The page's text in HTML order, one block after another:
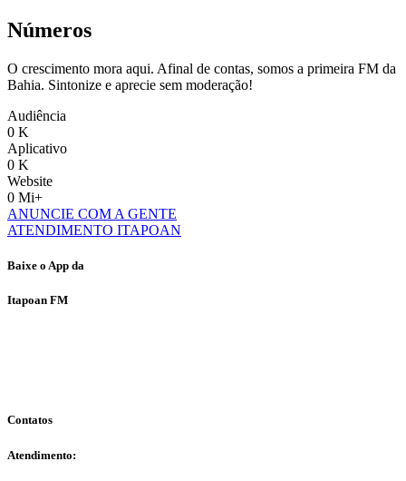
Números
O crescimento mora aqui. Afinal de contas, somos a primeira FM da
Bahia. Sintonize e aprecie sem moderação!
Audiência
0 K
Aplicativo
0 K
Website
0 Mi+
ANUNCIE COM A GENTE
ATENDIMENTO ITAPOAN
Baixe o App da
Itapoan FM
Contatos
Atendimento: